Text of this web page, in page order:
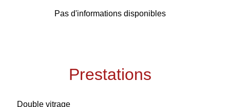
Pas d'informations disponibles
Prestations
Double vitrage